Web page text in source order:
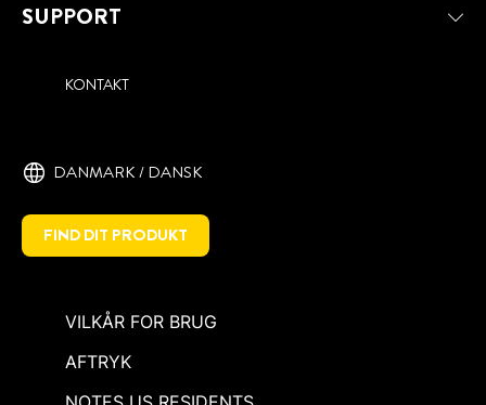
SUPPORT
KONTAKT
DANMARK / DANSK
FIND DIT PRODUKT
VILKÅR FOR BRUG
AFTRYK